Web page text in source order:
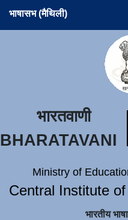
भाषासभ (मैथिली)
भारतवाणी
BHARATAVANI
Ministry of
Central Institute
भारतीय